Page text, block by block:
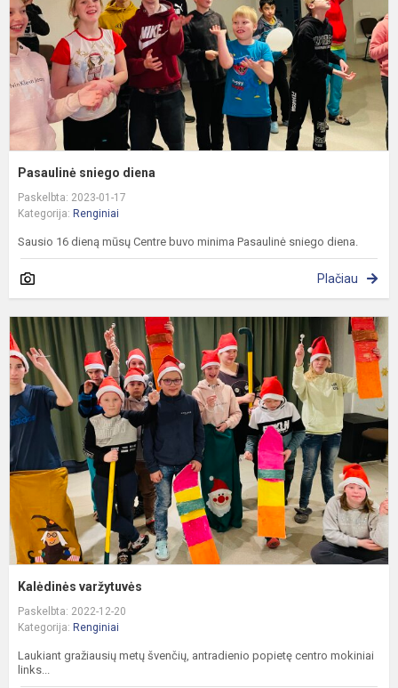
Pasaulinė sniego diena
Paskelbta: 2023-01-17
Kategorija: Renginiai
Sausio 16 dieną mūsų Centre buvo minima Pasaulinė sniego diena.
Plačiau
Kalėdinės varžytuvės
Paskelbta: 2022-12-20
Kategorija: Renginiai
Laukiant gražiausių metų švenčių, antradienio popietę centro mokiniai
links...